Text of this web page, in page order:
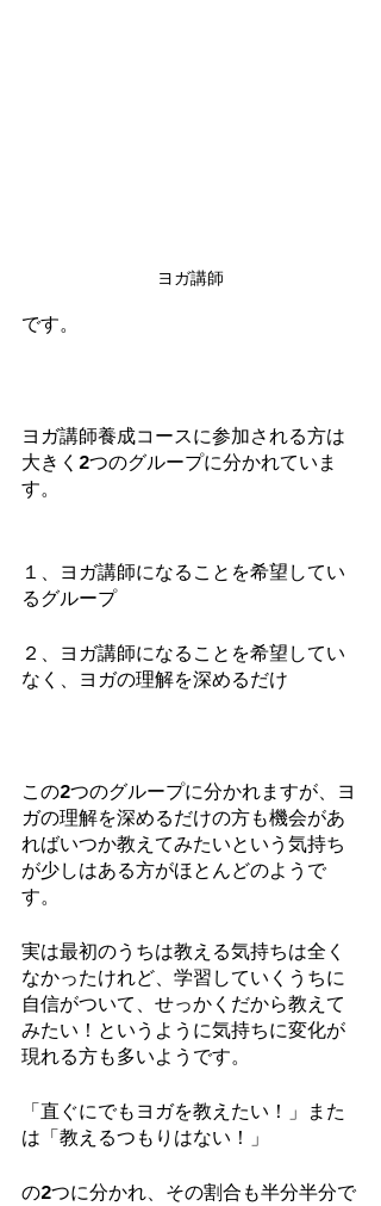
ヨガ講師
です。
ヨガ講師養成コースに参加される方は
大きく2つのグループに分かれていま
す。
１、ヨガ講師になることを希望してい
るグループ
２、ヨガ講師になることを希望してい
なく、ヨガの理解を深めるだけ
この2つのグループに分かれますが、ヨ
ガの理解を深めるだけの方も機会があ
ればいつか教えてみたいという気持ち
が少しはある方がほとんどのようで
す。
実は最初のうちは教える気持ちは全く
なかったけれど、学習していくうちに
自信がついて、せっかくだから教えて
みたい！というように気持ちに変化が
現れる方も多いようです。
「直ぐにでもヨガを教えたい！」また
は「教えるつもりはない！」
の2つに分かれ、その割合も半分半分で